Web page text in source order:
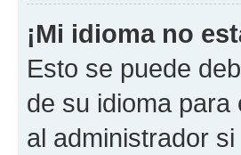
¡Mi idioma no
Esto se puede
de su idioma
al administrador